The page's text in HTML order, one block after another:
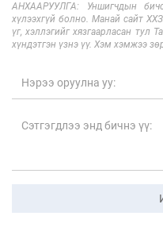
АНХААРУУЛГА: Уншигчдын
хүлээхгүй болно. Манай сайт
үг, хэллэгийг хязгаарласан тул
хүндэтгэн үзнэ үү. Хэм хэмжээ